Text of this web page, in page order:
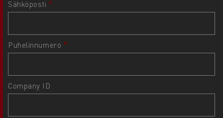
Sähköposti
Puhelinnumero
Company ID